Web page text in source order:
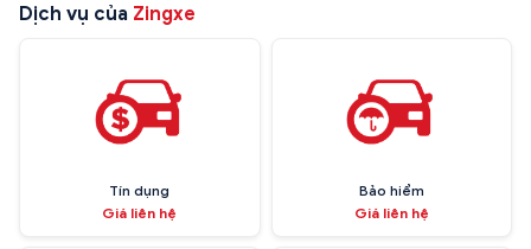
Dịch vụ của Zingxe
Tín dụng
Giá liên hệ
Bảo hiểm
Giá liên hệ